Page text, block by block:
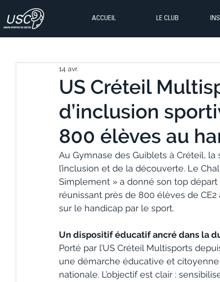
ACCUEIL LE CLUB
US Créteil
d’inclusion
800 élèves au
14 avr.
Au Gymnase des Guiblets à Créteil,
l’inclusion et de la découverte. Le
Simplement » a donné son top
réunissant près de 800 élèves de
sur le handicap par le sport.
Un dispositif éducatif ancré dans la
Porté par l’US Créteil Multisports
une démarche éducative et
nationale. L’objectif est clair :